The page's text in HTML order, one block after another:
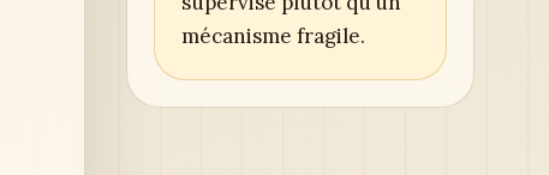
mécanisme fragile.